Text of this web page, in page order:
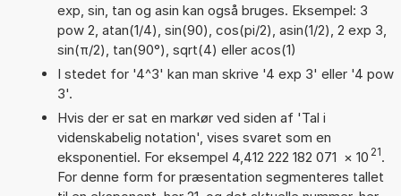
exp, sin, tan og asin kan også bruges. Eksempel: 3
pow 2, atan(1/4), sin(90), cos(pi/2), asin(1/2), 2 exp 3,
sin(π/2), tan(90°), sqrt(4) eller acos(1)
I stedet for '4^3' kan man skrive '4 exp 3' eller '4 pow
3'.
Hvis der er sat en markør ved siden af 'Tal i
videnskabelig notation', vises svaret som en
eksponentiel. For eksempel 4,412 222 182 071 × 10 21.
For denne form for præsentation segmenteres tallet